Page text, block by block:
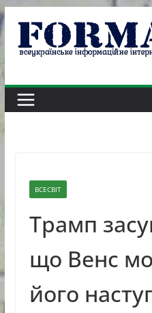
Skip
content
ВСЕСВІТ
Трамп
що Венс
його